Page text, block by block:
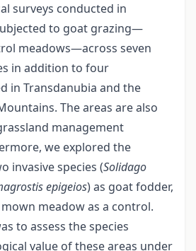
surveys conducted in
to goat grazing—
meadows—across seven
in addition to four
in Transdanubia and the
The areas are also
management
we explored the
invasive species (Solidago
epigeios) as goat fodder,
meadow as a control.
to assess the species
value of these areas under